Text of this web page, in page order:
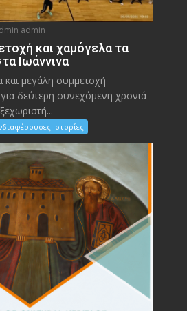
admin
και χαμόγελα τα
Ιωάννινα
και μεγάλη συμμετοχή
δεύτερη συνεχόμενη χρονιά
Ιστορίες